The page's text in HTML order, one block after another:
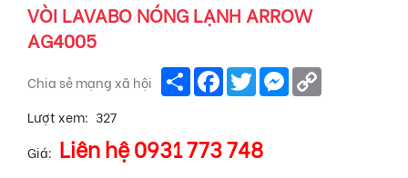
VÒI LAVABO NÓNG LẠNH ARROW
AG4005
Chia sẻ mạng xã hội ShareFacebook
TwitterMessenger
Lượt xem: 327
Giá: Liên hệ 0931 773 748